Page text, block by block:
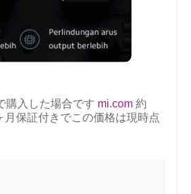
購入した場合です mi.com 約
月保証付きでこの価格は現時点